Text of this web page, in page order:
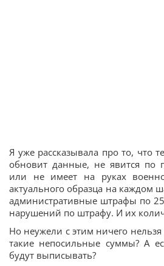
Я уже рассказывала про то, что
обновит данные, не явится по
или не имеет на руках
актуального образца на каждом
административные штрафы по
нарушений по штрафу. И их
Но неужели с этим ничего нельзя
такие непосильные суммы? А
будут выписывать?